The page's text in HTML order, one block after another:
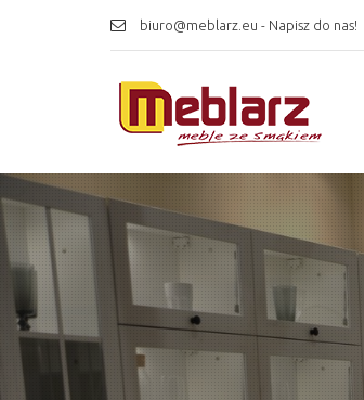
biuro@meblarz.eu - Napisz do nas!